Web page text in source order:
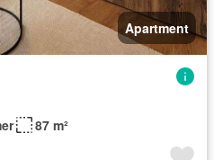
Apartment
87 m²